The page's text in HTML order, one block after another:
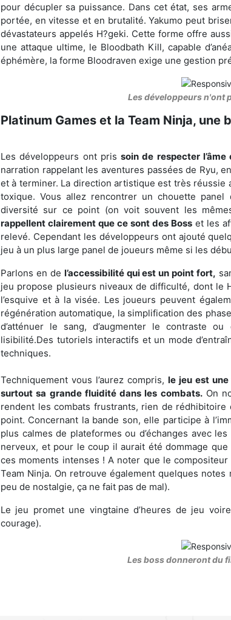
pour décupler sa puissance. Dans cet état, ses
portée, en vitesse et en brutalité. Yakumo peut
dévastateurs appelés H?geki. Cette forme offre
une attaque ultime, le Bloodbath Kill, capable
éphémère, la forme Bloodraven exige une gestion
Les développeurs n'ont
Platinum Games et la Team Ninja, une
Les développeurs ont pris soin de respecter
narration rappelant les aventures passées de Ryu,
et à terminer. La direction artistique est très réussie
toxique. Vous allez rencontrer un chouette
diversité sur ce point (on voit souvent les
rappellent clairement que ce sont des Boss et les
relevé. Cependant les développeurs ont ajouté
jeu à un plus large panel de joueurs même si les
Parlons en de l’accessibilité qui est un point fort,
jeu propose plusieurs niveaux de difficulté, dont le
l’esquive et à la visée. Les joueurs peuvent
régénération automatique, la simplification des
d’atténuer le sang, d’augmenter le contraste
lisibilité.Des tutoriels interactifs et un mode
techniques.
Techniquement vous l’aurez compris, le jeu est
surtout sa grande fluidité dans les combats.On
rendent les combats frustrants, rien de
point. Concernant la bande son, elle participe à
plus calmes de plateformes ou d’échanges avec
nerveux, et pour le coup il aurait été dommage
ces moments intenses ! A noter que le
Team Ninja. On retrouve également quelques
peu de nostalgie, ça ne fait pas de mal).
Le jeu promet une vingtaine d’heures de jeu
courage).
Les boss donneront du